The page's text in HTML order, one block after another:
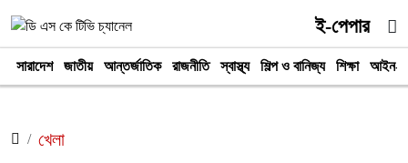
ই-পেপার
সারাদেশ জাতীয় আন্তর্জাতিক রাজনীতি স্বাস্থ্য শিল্প ও বানিজ্য শিক্ষা আইন-
খেলা